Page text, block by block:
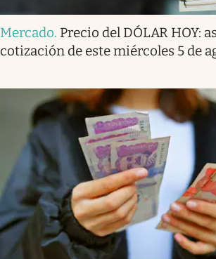
Mercado. Precio del DÓLAR HOY:
cotización de este miércoles 5 de